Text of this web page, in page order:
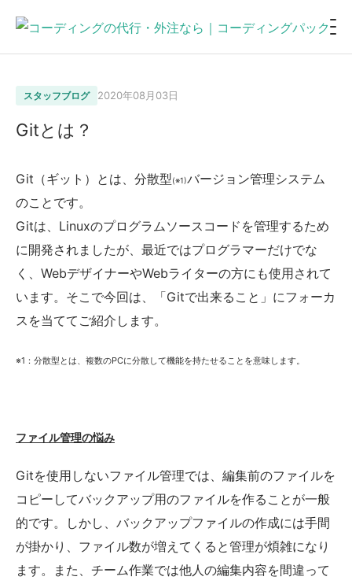
スタッフブログ 2020年08月03日
Gitとは？
Git（ギット）とは、分散型(※1)バージョン管理システム
のことです。
Gitは、Linuxのプログラムソースコードを管理するため
に開発されましたが、最近ではプログラマーだけでな
く、WebデザイナーやWebライターの方にも使用されて
います。そこで今回は、「Gitで出来ること」にフォーカ
スを当ててご紹介します。
※1：分散型とは、複数のPCに分散して機能を持たせることを意味します。
ファイル管理の悩み
Gitを使用しないファイル管理では、編集前のファイルを
コピーしてバックアップ用のファイルを作ることが一般
的です。しかし、バックアップファイルの作成には手間
が掛かり、ファイル数が増えてくると管理が煩雑になり
ます。また、チーム作業では他人の編集内容を間違って